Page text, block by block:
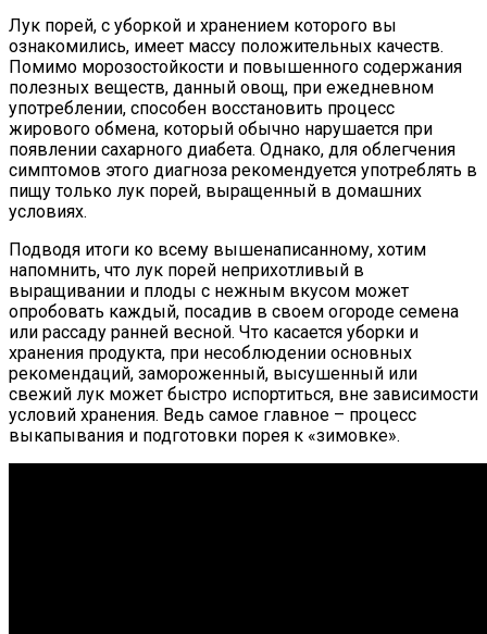
Лук порей, с уборкой и хранением которого вы
ознакомились, имеет массу положительных качеств.
Помимо морозостойкости и повышенного содержания
полезных веществ, данный овощ, при ежедневном
употреблении, способен восстановить процесс
жирового обмена, который обычно нарушается при
появлении сахарного диабета. Однако, для облегчения
симптомов этого диагноза рекомендуется употреблять в
пищу только лук порей, выращенный в домашних
условиях.
Подводя итоги ко всему вышенаписанному, хотим
напомнить, что лук порей неприхотливый в
выращивании и плоды с нежным вкусом может
опробовать каждый, посадив в своем огороде семена
или рассаду ранней весной. Что касается уборки и
хранения продукта, при несоблюдении основных
рекомендаций, замороженный, высушенный или
свежий лук может быстро испортиться, вне зависимости
условий хранения. Ведь самое главное – процесс
выкапывания и подготовки порея к «зимовке».